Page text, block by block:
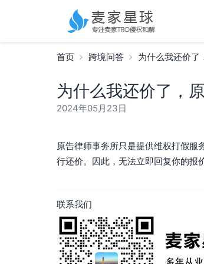
首页 跨境问答 为什么我还价了
为什么我还价了，
2024年05月23日
原告律师事务所只是提供维权打假
行还价。因此，无法立即回复你的报价
联系我们